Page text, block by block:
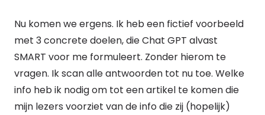
Nu komen we ergens. Ik heb een fictief voorbeeld
met 3 concrete doelen, die Chat GPT alvast
SMART voor me formuleert. Zonder hierom te
vragen. Ik scan alle antwoorden tot nu toe. Welke
info heb ik nodig om tot een artikel te komen die
mijn lezers voorziet van de info die zij (hopelijk)